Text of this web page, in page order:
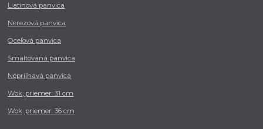
Liatinová panvica
Nerezová panvica
Oceľová panvica
Smaltovaná panvica
Nepriľnavá panvica
Wok, priemer: 31 cm
Wok, priemer: 36 cm